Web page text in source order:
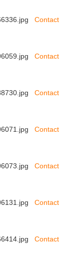
Contact
Contact
Contact
Contact
Contact
Contact
Contact